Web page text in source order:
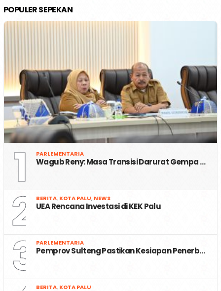
POPULER SEPEKAN
1 PARLEMENTARIA
Wagub Reny: Masa Transisi Darurat Gempa …
2 BERITA, KOTA PALU, NEWS
UEA Rencana Investasi di KEK Palu
3 PARLEMENTARIA
Pemprov Sulteng Pastikan Kesiapan Penerb…
BERITA, KOTA PALU